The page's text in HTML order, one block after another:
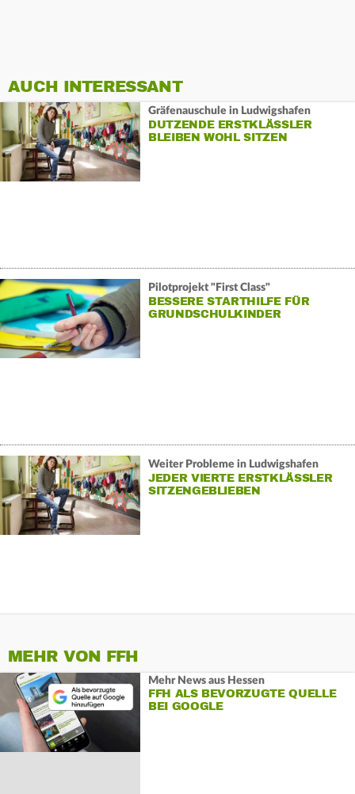
AUCH INTERESSANT
Gräfenauschule in Ludwigshafen
DUTZENDE ERSTKLÄSSLER
BLEIBEN WOHL SITZEN
Pilotprojekt "First Class"
BESSERE STARTHILFE FÜR
GRUNDSCHULKINDER
Weiter Probleme in Ludwigshafen
JEDER VIERTE ERSTKLÄSSLER
SITZENGEBLIEBEN
MEHR VON FFH
Mehr News aus Hessen
FFH ALS BEVORZUGTE QUELLE
BEI GOOGLE